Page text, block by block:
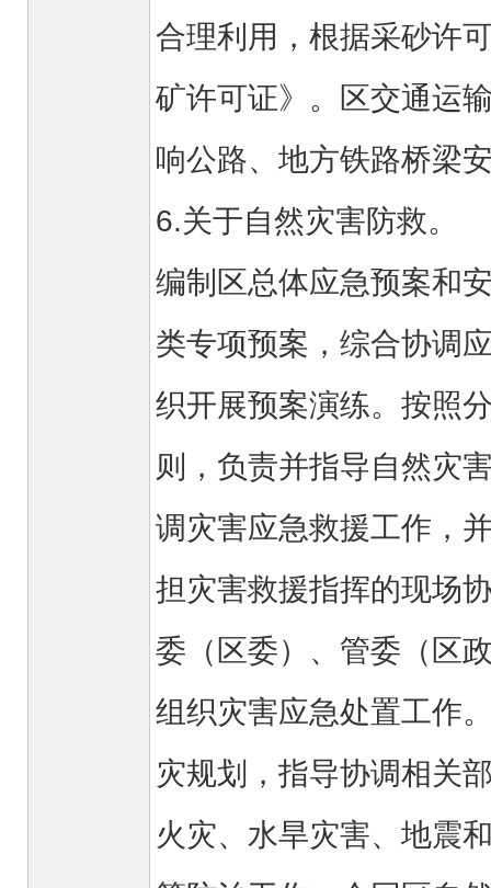
合理利用，根据采砂许
矿许可证》。区交通运
响公路、地方铁路桥
6.关于自然灾害防救
编制区总体应急预案和
类专项预案，综合协调
织开展预案演练。按照
则，负责并指导自然灾
调灾害应急救援工作，
担灾害救援指挥的现场
委（区委）、管委（区
组织灾害应急处置工作
灾规划，指导协调相关
火灾、水旱灾害、地震